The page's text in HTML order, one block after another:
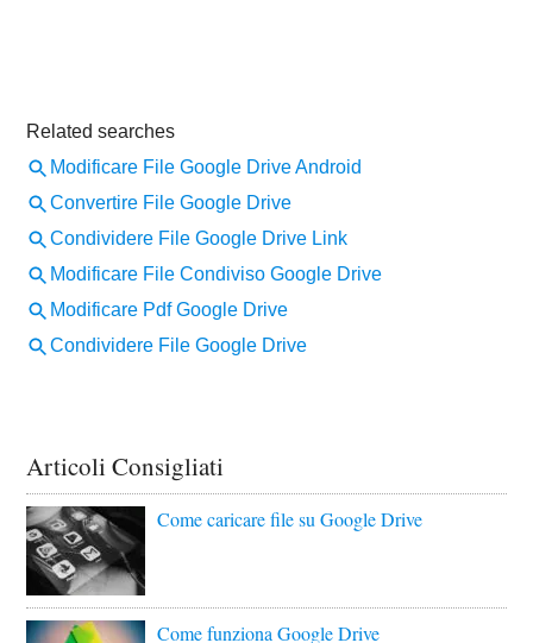
Articoli Consigliati
Come caricare file su Google Drive
Come funziona Google Drive